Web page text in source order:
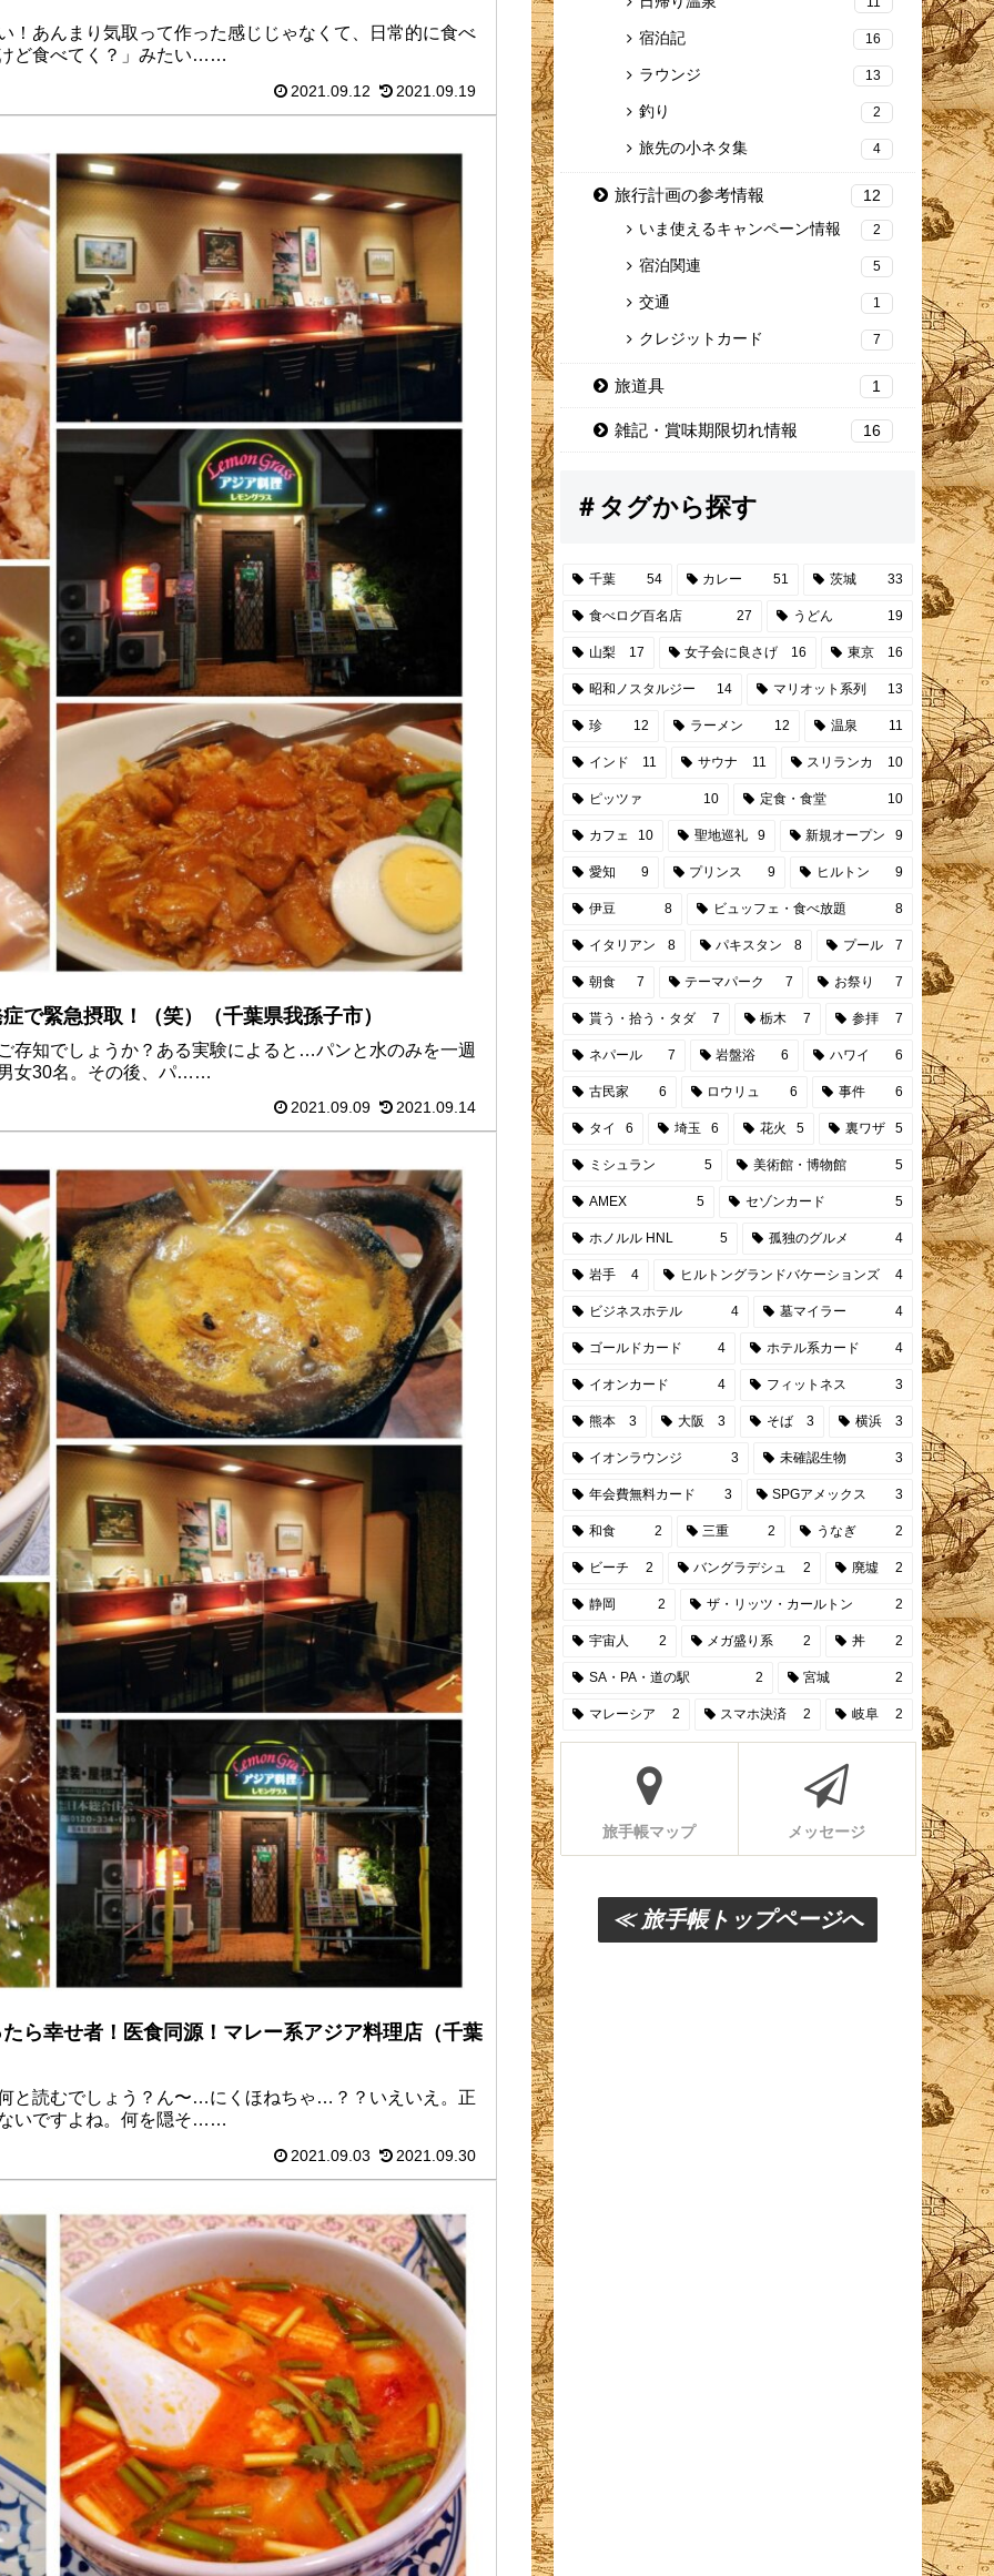
！あんまり気取って作った感じじゃなくて、日常的に食べ
ど食べてく？」みたい……
2021.09.12 2021.09.19
で緊急摂取！（笑）（千葉県我孫子市）
存知でしょうか？ある実験によると…パンと水のみを一週
女30名。その後、パ……
2021.09.09 2021.09.14
ら幸せ者！医食同源！マレー系アジア料理店（千葉
と読むでしょう？ん〜…にくほねちゃ…？？いえいえ。正
いですよね。何を隠そ……
2021.09.03 2021.09.30
宿泊記 16
ラウンジ 13
釣り 2
旅先の小ネタ集 4
旅行計画の参考情報
12
いま使えるキャンペーン情報
2
宿泊関連 5
交通 1
クレジットカード 7
旅道具 1
雑記・賞味期限切れ情報 16
＃タグから探す
千葉 54 カレー 51 茨城 33
食べログ百名店 27 うどん 19
山梨 17 女子会に良さげ 16 東京 16
昭和ノスタルジー 14 マリオット系列 13
珍 12 ラーメン 12 温泉 11
インド 11 サウナ 11 スリランカ 10
ピッツァ 10 定食・食堂 10
カフェ 10 聖地巡礼 9 新規オープン 9
愛知 9 プリンス 9 ヒルトン 9
伊豆 8 ビュッフェ・食べ放題 8
イタリアン 8 パキスタン 8 プール 7
朝食 7 テーマパーク 7 お祭り 7
貰う・拾う・タダ 7 栃木 7 参拝 7
ネパール 7 岩盤浴 6 ハワイ 6
古民家 6 ロウリュ 6 事件 6
タイ 6 埼玉 6 花火 5 裏ワザ 5
ミシュラン 5 美術館・博物館 5
AMEX 5 セゾンカード 5
ホノルル HNL 5 孤独のグルメ 4
岩手 4 ヒルトングランドバケーションズ 4
ビジネスホテル 4 墓マイラー 4
ゴールドカード 4 ホテル系カード 4
イオンカード 4 フィットネス 3
熊本 3 大阪 3 そば 3 横浜 3
イオンラウンジ 3 未確認生物 3
年会費無料カード 3 SPGアメックス 3
和食 2 三重 2 うなぎ 2
ビーチ 2 バングラデシュ 2 廃墟 2
静岡 2 ザ・リッツ・カールトン 2
宇宙人 2 メガ盛り系 2 丼 2
SA・PA・道の駅 2 宮城 2
マレーシア 2 スマホ決済 2 岐阜 2
旅手帳マップ メッセージ
≪ 旅手帳トップページへ